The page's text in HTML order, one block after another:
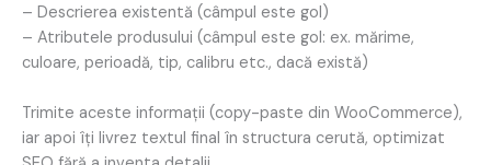
– Descrierea existentă (câmpul este gol)
– Atributele produsului (câmpul este gol: ex. mărime,
culoare, perioadă, tip, calibru etc., dacă există)
Trimite aceste informații (copy-paste din WooCommerce),
iar apoi îți livrez textul final în structura cerută, optimizat